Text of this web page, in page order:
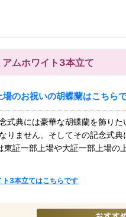
アムホワイト3本立て
場のお祝いの胡蝶蘭はこちら
式典には豪華な胡蝶蘭を飾り
りません。そしてその記念式
証一部上場や大証一部上場の
3本立てはこちらです